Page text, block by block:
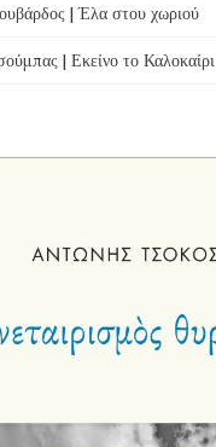
| Έλα στου χωριού
| Εκείνο το Καλοκαίρι